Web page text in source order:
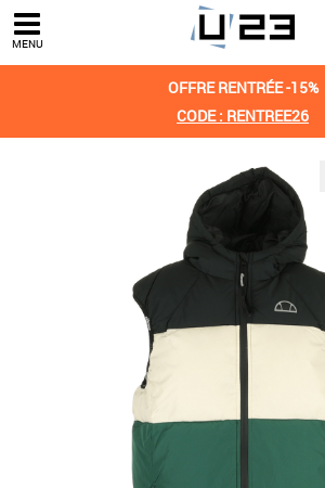
MENU
OFFRE RENTRÉE -15%
CODE : RENTREE26